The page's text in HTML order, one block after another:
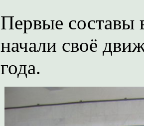
Первые составы
начали своё
года.